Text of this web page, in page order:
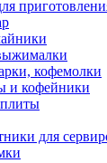
кофемолки
и кофейники
для